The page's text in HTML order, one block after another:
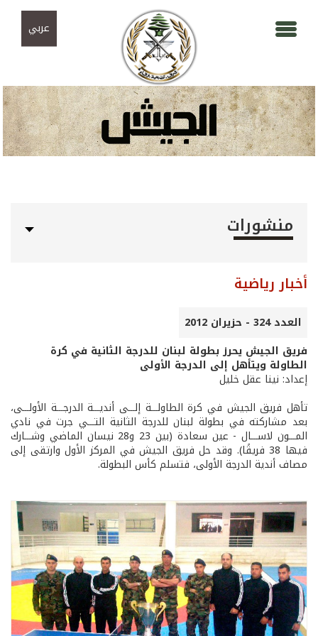
عربي
منشورات
أخبار رياضية
العدد 324 - حزيران 2012
فريق الجيش يحرز بطولة لبنان للدرجة الثانية في كرة
الطاولة ويتأهل إلى الدرجة الأولى
إعداد: نينا عقل خليل
تأهل فريق الجيش في كرة الطاولـــة إلـــى أنديـــة الدرجـــة الأولـــى،
بعد مشاركته في بطولة لبنان للدرجة الثانية التـــي جرت في نادي
المـــون لاســـال - عين سعادة (بين 23 و28 نيسان الماضي وشـــارك
فيها 38 فريقًا). وقد حل فريق الجيش في المركز الأول وارتقى إلى
مصاف أندية الدرجة الأولى، فتسلم كأس البطولة.